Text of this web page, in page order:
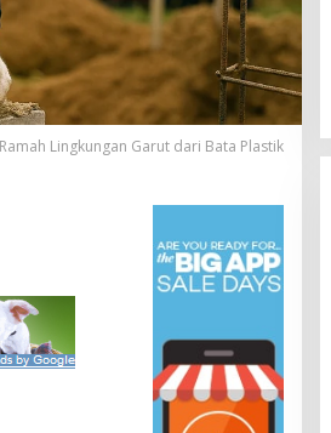
Lingkungan Garut dari Bata Plastik